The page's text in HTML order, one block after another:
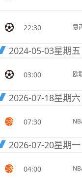
22:30 意
2024-05-03星期五
03:00 欧
2026-07-18星期六
07:30
2026-07-20星期一
04:00